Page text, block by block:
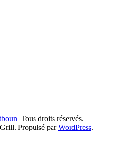
. Tous droits réservés.
Propulsé parWordPress.